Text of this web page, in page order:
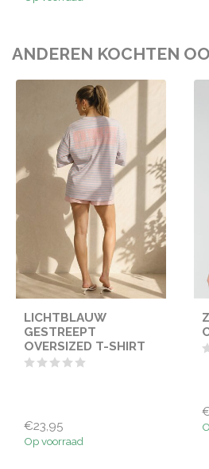
ANDEREN KOCHTEN
LICHTBLAUW
GESTREEPT
OVERSIZED T-SHIRT
€23,95
Op voorraad